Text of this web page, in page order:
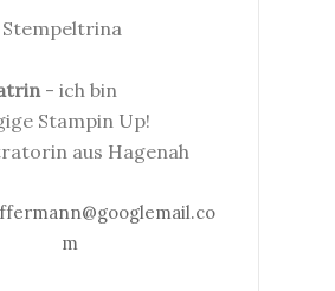
Stempeltrina
- ich bin
Stampin Up!
aus Hagenah
m